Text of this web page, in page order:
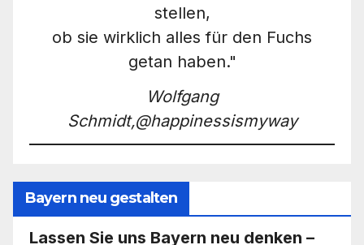
stellen,
ob sie wirklich alles für den Fuchs
getan haben."
Wolfgang
Schmidt,@happinessismyway
Bayern neu gestalten
Lassen Sie uns Bayern neu denken –